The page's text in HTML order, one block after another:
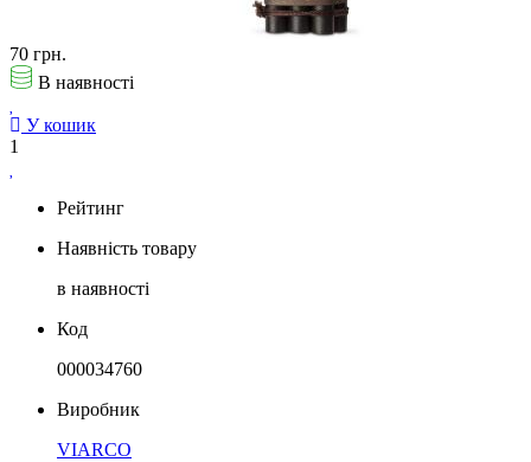
70 грн.
В наявності
У кошик
1
Рейтинг
Наявність товару
в наявності
Код
000034760
Виробник
VIARCO